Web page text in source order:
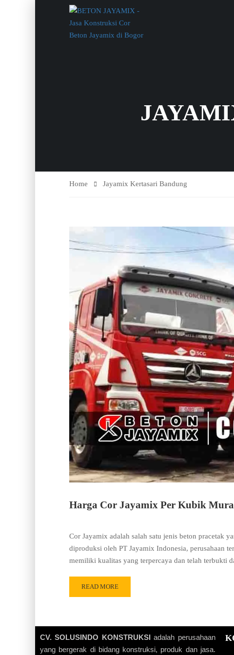
Home Jayamix Kertasari Bandung
Harga Cor Jayamix Per Kubik
Cor Jayamix adalah salah satu jenis beton pracetak
diproduksi oleh PT Jayamix Indonesia, perusahaan
memiliki kualitas yang terpercaya dan telah terbukti
READ MORE
CV. SOLUSINDO KONSTRUKSI adalah perusahaan
yang bergerak di bidang konstruksi, produk dan jasa.